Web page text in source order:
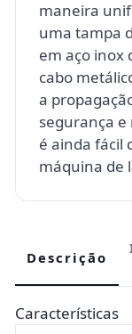
maneira
uma tampa
em aço inox
cabo
a
segurança
é ainda fácil
máquina de
Descrição
Características